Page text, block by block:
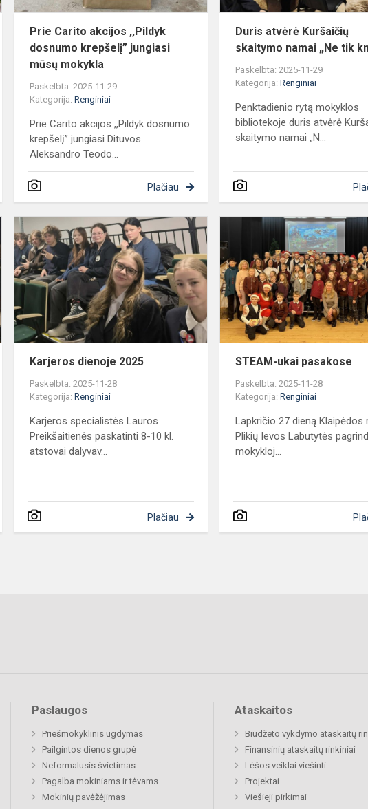
ratu
mūs...
Prie Carito akcijos ,,Pildyk
dosnumo krepšelį” jungiasi
mūsų mokykla
Paskelbta: 2025-11-29
Kategorija:Renginiai
Prie Carito akcijos ,,Pildyk dosnumo
krepšelį” jungiasi Dituvos
Aleksandro Teodo...
Plačiau
Duris atvėrė Kuršaičių
skaitymo namai „Ne tik
Paskelbta: 2025-11-29
Kategorija:Renginiai
Penktadienio rytą mokyklos
bibliotekoje duris atvėrė
skaitymo namai „N...
STEAM
konferencija
„Nenustoju
tyrinėti“
Karjeros
dienoje
2025
Karjeros dienoje 2025
Paskelbta: 2025-11-28
Kategorija:Renginiai
Karjeros specialistės Lauros
Preikšaitienės paskatinti 8-10 kl.
atstovai dalyvav...
Plačiau
STEAM-ukai pasakose
Paskelbta: 2025-11-28
Kategorija:Renginiai
Lapkričio 27 dieną Klaipėdos
Plikių Ievos Labutytės
mokykloj...
Paslaugos
Priešmokyklinis ugdymas
Pailgintos dienos grupė
Neformalusis švietimas
Pagalba mokiniams ir tėvams
Mokinių pavėžėjimas
Ataskaitos
Biudžeto vykdymo ataskaitų
Finansinių ataskaitų rinkiniai
Lėšos veiklai viešinti
Projektai
Viešieji pirkimai